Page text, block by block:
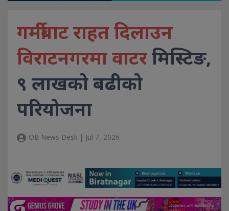
गर्मीबाट राहत दिलाउन
विराटनगरमा वाटरमिस्टिङ,
९ लाखको बढीको
परियोजना
OB News Desk | Jul 7, 2026